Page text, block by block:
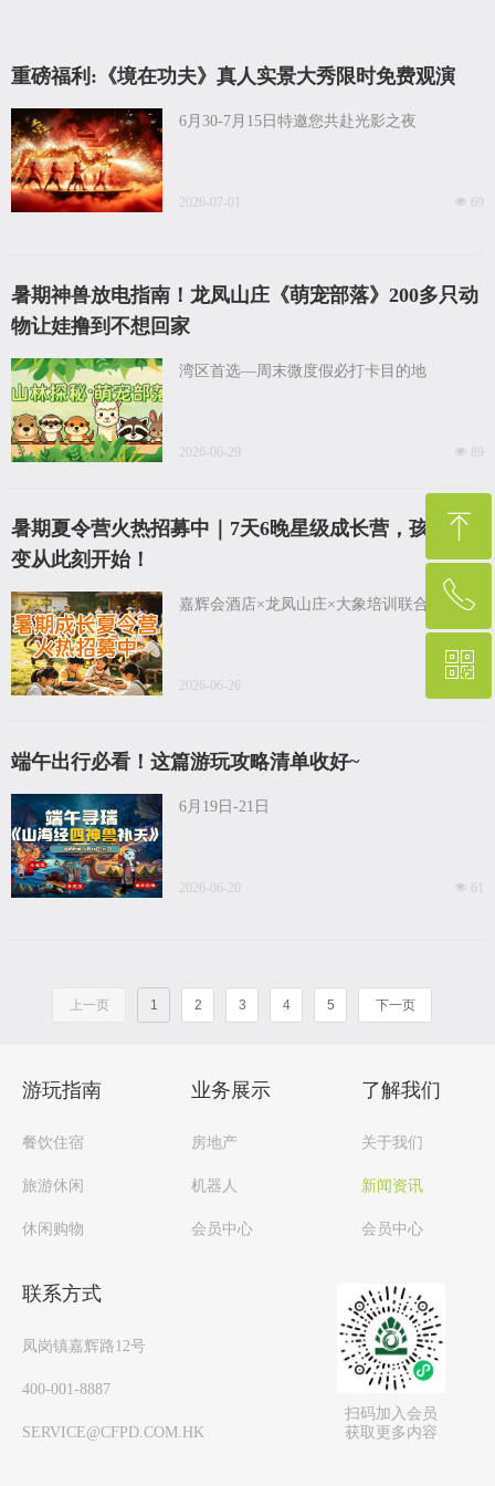
重磅福利:《境在功夫》真人实景大秀限时免费观演
6月30-7月15日特邀您共赴光影之夜
넶 69
2026-07-01
暑期神兽放电指南！龙凤山庄《萌宠部落》200多只动
物让娃撸到不想回家
湾区首选—周末微度假必打卡目的地
넶 89
2026-06-29
暑期夏令营火热招募中｜7天6晚星级成长营，孩子蜕
变从此刻开始！
嘉辉会酒店×龙凤山庄×大象培训联合运营
2026-06-26
端午出行必看！这篇游玩攻略清单收好~
6月19日-21日
넶 61
2026-06-20
上一页 1 2 3 4 5 下一页
游玩指南
餐饮住宿
旅游休闲
休闲购物
房地产
机器人
会员中心
业务展示
关于我们
新闻资讯
会员中心
了解我们
联系方式
凤岗镇嘉辉路12号
400-001-8887
SERVICE@CFPD.COM.HK
扫码加入会员
获取更多内容
ꁸ
回到顶部
ꂅ
400-001-8887
ꀥ